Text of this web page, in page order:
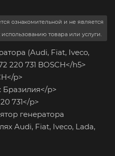
ознакомительной и не является
товара или услуги.
(Audi, Fiat, Iveco,
220 731 BOSCH</h5>
p>
Бразилия</p>
731</p>
генератора
Audi, Fiat, Iveco, Lada,